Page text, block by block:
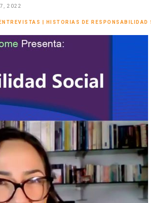
2022
ENTREVISTAS HISTORIAS DE RESPONSABILIDAD